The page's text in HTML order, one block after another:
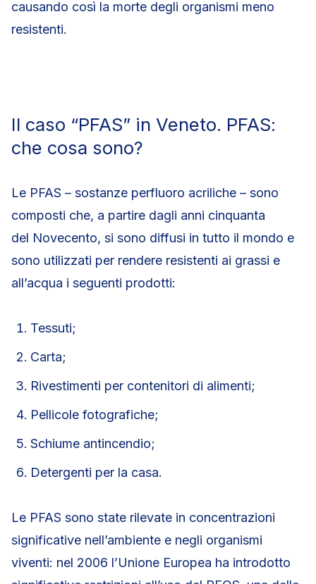
causando così la morte degli organismi meno
resistenti.
Il caso “PFAS” in Veneto. PFAS:
che cosa sono?
Le PFAS – sostanze perfluoro acriliche – sono
composti che, a partire dagli anni cinquanta
del Novecento, si sono diffusi in tutto il mondo e
sono utilizzati per rendere resistenti ai grassi e
all’acqua i seguenti prodotti:
Tessuti;
Carta;
Rivestimenti per contenitori di alimenti;
Pellicole fotografiche;
Schiume antincendio;
Detergenti per la casa.
Le PFAS sono state rilevate in concentrazioni
significative nell’ambiente e negli organismi
viventi: nel 2006 l’Unione Europea ha introdotto